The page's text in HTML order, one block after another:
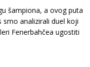
šampiona, a ovog puta
analizirali duel koji
Fenerbahčea ugostiti